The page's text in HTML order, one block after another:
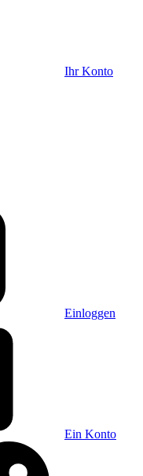
Ihr Konto
Einloggen
Ein Konto